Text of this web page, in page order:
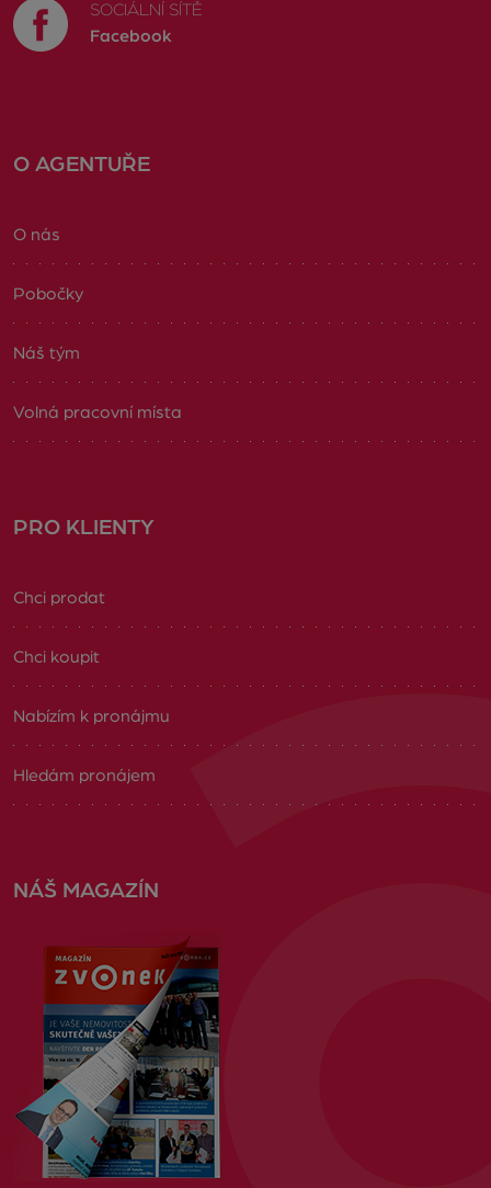
SOCIÁLNÍ SÍTĚ
Facebook
O AGENTUŘE
O nás
Pobočky
Náš tým
Volná pracovní místa
PRO KLIENTY
Chci prodat
Chci koupit
Nabízím k pronájmu
Hledám pronájem
NÁŠ MAGAZÍN